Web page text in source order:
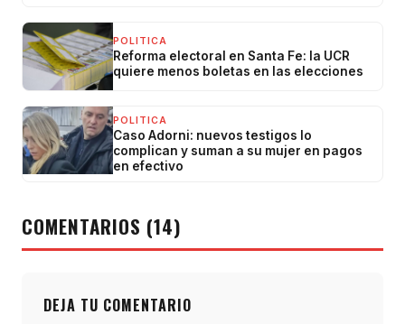
POLITICA
Reforma electoral en Santa Fe: la UCR
quiere menos boletas en las elecciones
POLITICA
Caso Adorni: nuevos testigos lo
complican y suman a su mujer en pagos
en efectivo
COMENTARIOS (14)
DEJA TU COMENTARIO